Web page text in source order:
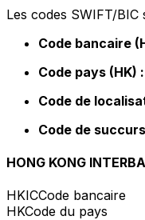
Les codes SWIFT/
Code bancaire
Code pays (HK) :
Code de
Code de
HONG KONG
HKICCode bancaire
HKCode du pays